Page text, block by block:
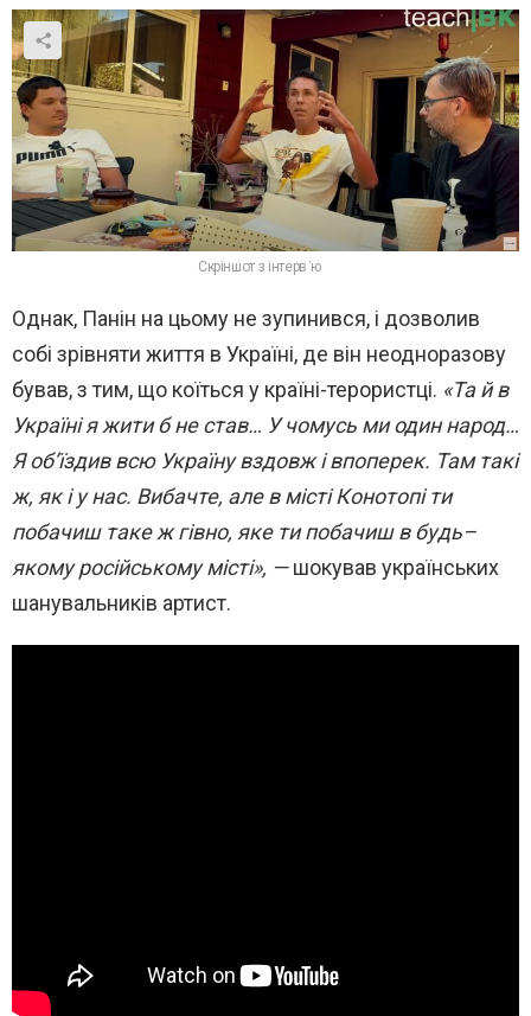
Скріншот з інтерв’ю
Однак, Панін на цьому не зупинився, і дозволив
собі зрівняти життя в Україні, де він неодноразову
бував, з тим, що коїться у країні-терористці. «Та й в
Україні я жити б не став… У чомусь ми один народ…
Я об’їздив всю Україну вздовж і впоперек. Там такі
ж, як і у нас. Вибачте, але в місті Конотопі ти
побачиш таке ж гівно, яке ти побачиш в будь–
якому російському місті», —шокував українських
шанувальників артист.